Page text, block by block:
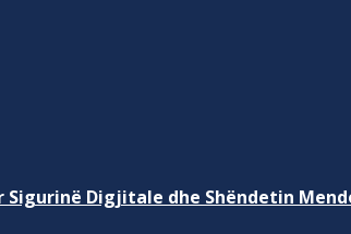
Sigurinë Digjitale dhe Shëndetin